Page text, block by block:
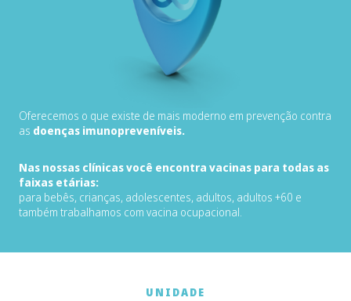
Oferecemos o que existe de mais moderno em prevenção contra
as doenças imunopreveníveis.
Nas nossas clínicas você encontra vacinas para todas as
faixas etárias:
para bebês, crianças, adolescentes, adultos, adultos +60 e
também trabalhamos com vacina ocupacional.
UNIDADE